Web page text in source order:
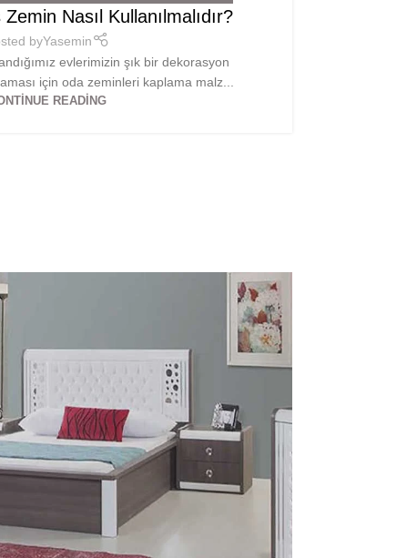
Nasıl Kullanılmalıdır?
byYasemin
evlerimizin şık bir dekorasyon
için oda zeminleri kaplama malz...
READING